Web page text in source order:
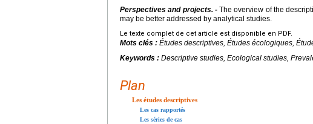
Perspectives and projects. -The overview of the
may be better addressed by analytical studies.
Le texte complet de cet article est disponible en PDF.
Mots clés : Études descriptives, Études écologiques,
Keywords : Descriptive studies, Ecological studies,
Plan
Les études descriptives
Les cas rapportés
Les séries de cas